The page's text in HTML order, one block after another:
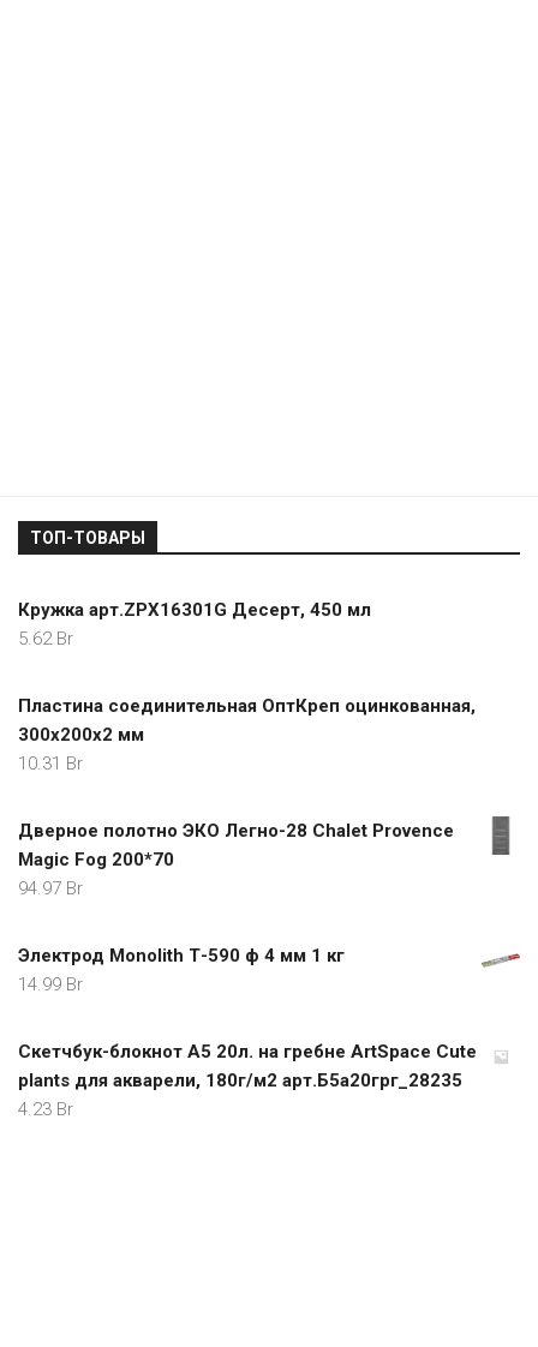
ТОП-ТОВАРЫ
Кружка арт.ZPX16301G Десерт, 450 мл
5.62 Br
Пластина соединительная ОптКреп оцинкованная,
300х200х2 мм
10.31 Br
Дверное полотно ЭКО Легно-28 Chalet Provence
Magic Fog 200*70
94.97 Br
Электрод Monolith Т-590 ф 4 мм 1 кг
14.99 Br
Скетчбук-блокнот А5 20л. на гребне ArtSpace Cute
plants для акварели, 180г/м2 арт.Б5а20грг_28235
4.23 Br